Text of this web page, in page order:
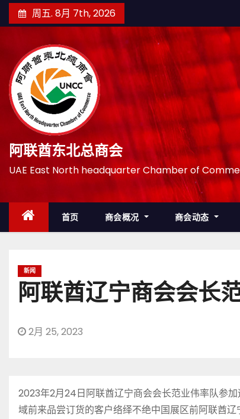
至
周五. 8月 7th, 2026
阿联酋东北总商会
UAE East North headquarter Chamber of
首页 商会概况 商会动态
新闻
阿联酋辽宁商会会长
2月 25, 2023
2023年2月24日阿联酋辽宁商会会长范业伟率队参
域前来品尝订货的客户络绎不绝中国展区前阿联酋